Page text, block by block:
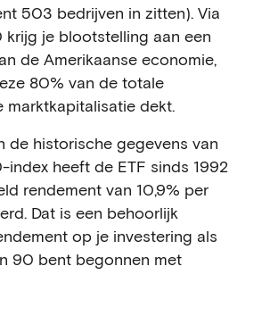
503 bedrijven in zitten). Via
je blootstelling aan een
de Amerikaanse economie,
80% van de totale
marktkapitalisatie dekt.
de historische gegevens van
heeft de ETF sinds 1992
rendement van 10,9% per
Dat is een behoorlijk
op je investering als
90 bent begonnen met